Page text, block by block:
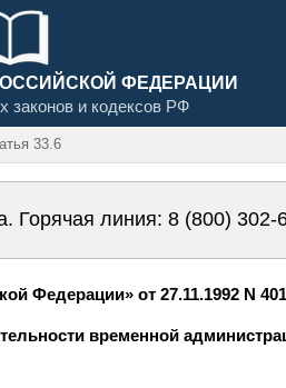
ФЕДЕРАЦИИ
законов и кодексов РФ
33.6
Горячая линия: 8 (800) 302-
Федерации» от 27.11.1992 N
временной